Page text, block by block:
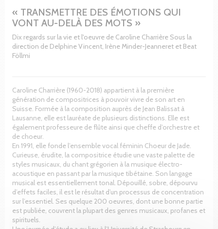
« TRANSMETTRE DES ÉMOTIONS QUI
VONT AU-DELÀ DES MOTS »
Dix regards sur la vie et l'oeuvre de Caroline Charrière Sous la
direction de Delphine Vincent, Irène Minder-Jeanneret et Beat
Föllmi
Caroline Charrière (1960-2018) appartient à la première
génération de compositrices à pouvoir vivre de son art en
Suisse. Formée à la composition auprès de Jean Balissat à
Lausanne, elle est lauréate de plusieurs distinctions. Elle est
également professeure de flûte ainsi que cheffe d’orchestre et
de choeur.
En 1991, elle fonde l’ensemble vocal féminin Choeur de Jade.
Curieuse, érudite, la compositrice étudie une vaste palette de
styles musicaux, du chant grégorien à la musique électro-
acoustique en passant par la musique tibétaine. Son langage
musical est essentiellement tonal. Dépouillé, sobre, dépourvu
d’effets faciles, il est le résultat d’un processus de concentration
sur l’essentiel. Ses quelque 200 oeuvres, dont une bonne partie
est publiée, couvrent la plupart des genres musicaux, profanes et
spirituels.